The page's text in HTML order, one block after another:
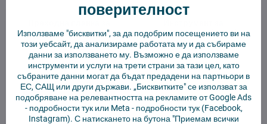
роботизирана
прахосмукачка
В наличност
13,56 €
Покажи
почистване на Xiaomi -
черен
В наличност
2,92 €
Добави в количката
поверителност
Използваме "бисквитки", за да подобрим посещението ви на
този уебсайт, да анализираме работата му и да събираме
данни за използването му. Възможно е да използваме
инструменти и услуги на трети страни за тази цел, като
събраните данни могат да бъдат предадени на партньори в
ЕС, САЩ или други държави. „Бисквитките" се използват за
подобряване на релевантността на рекламите от Google Ads
- подробности тукили Meta - подробности тук(Facebook,
Instagram). С натискането на бутона "Приемам всички